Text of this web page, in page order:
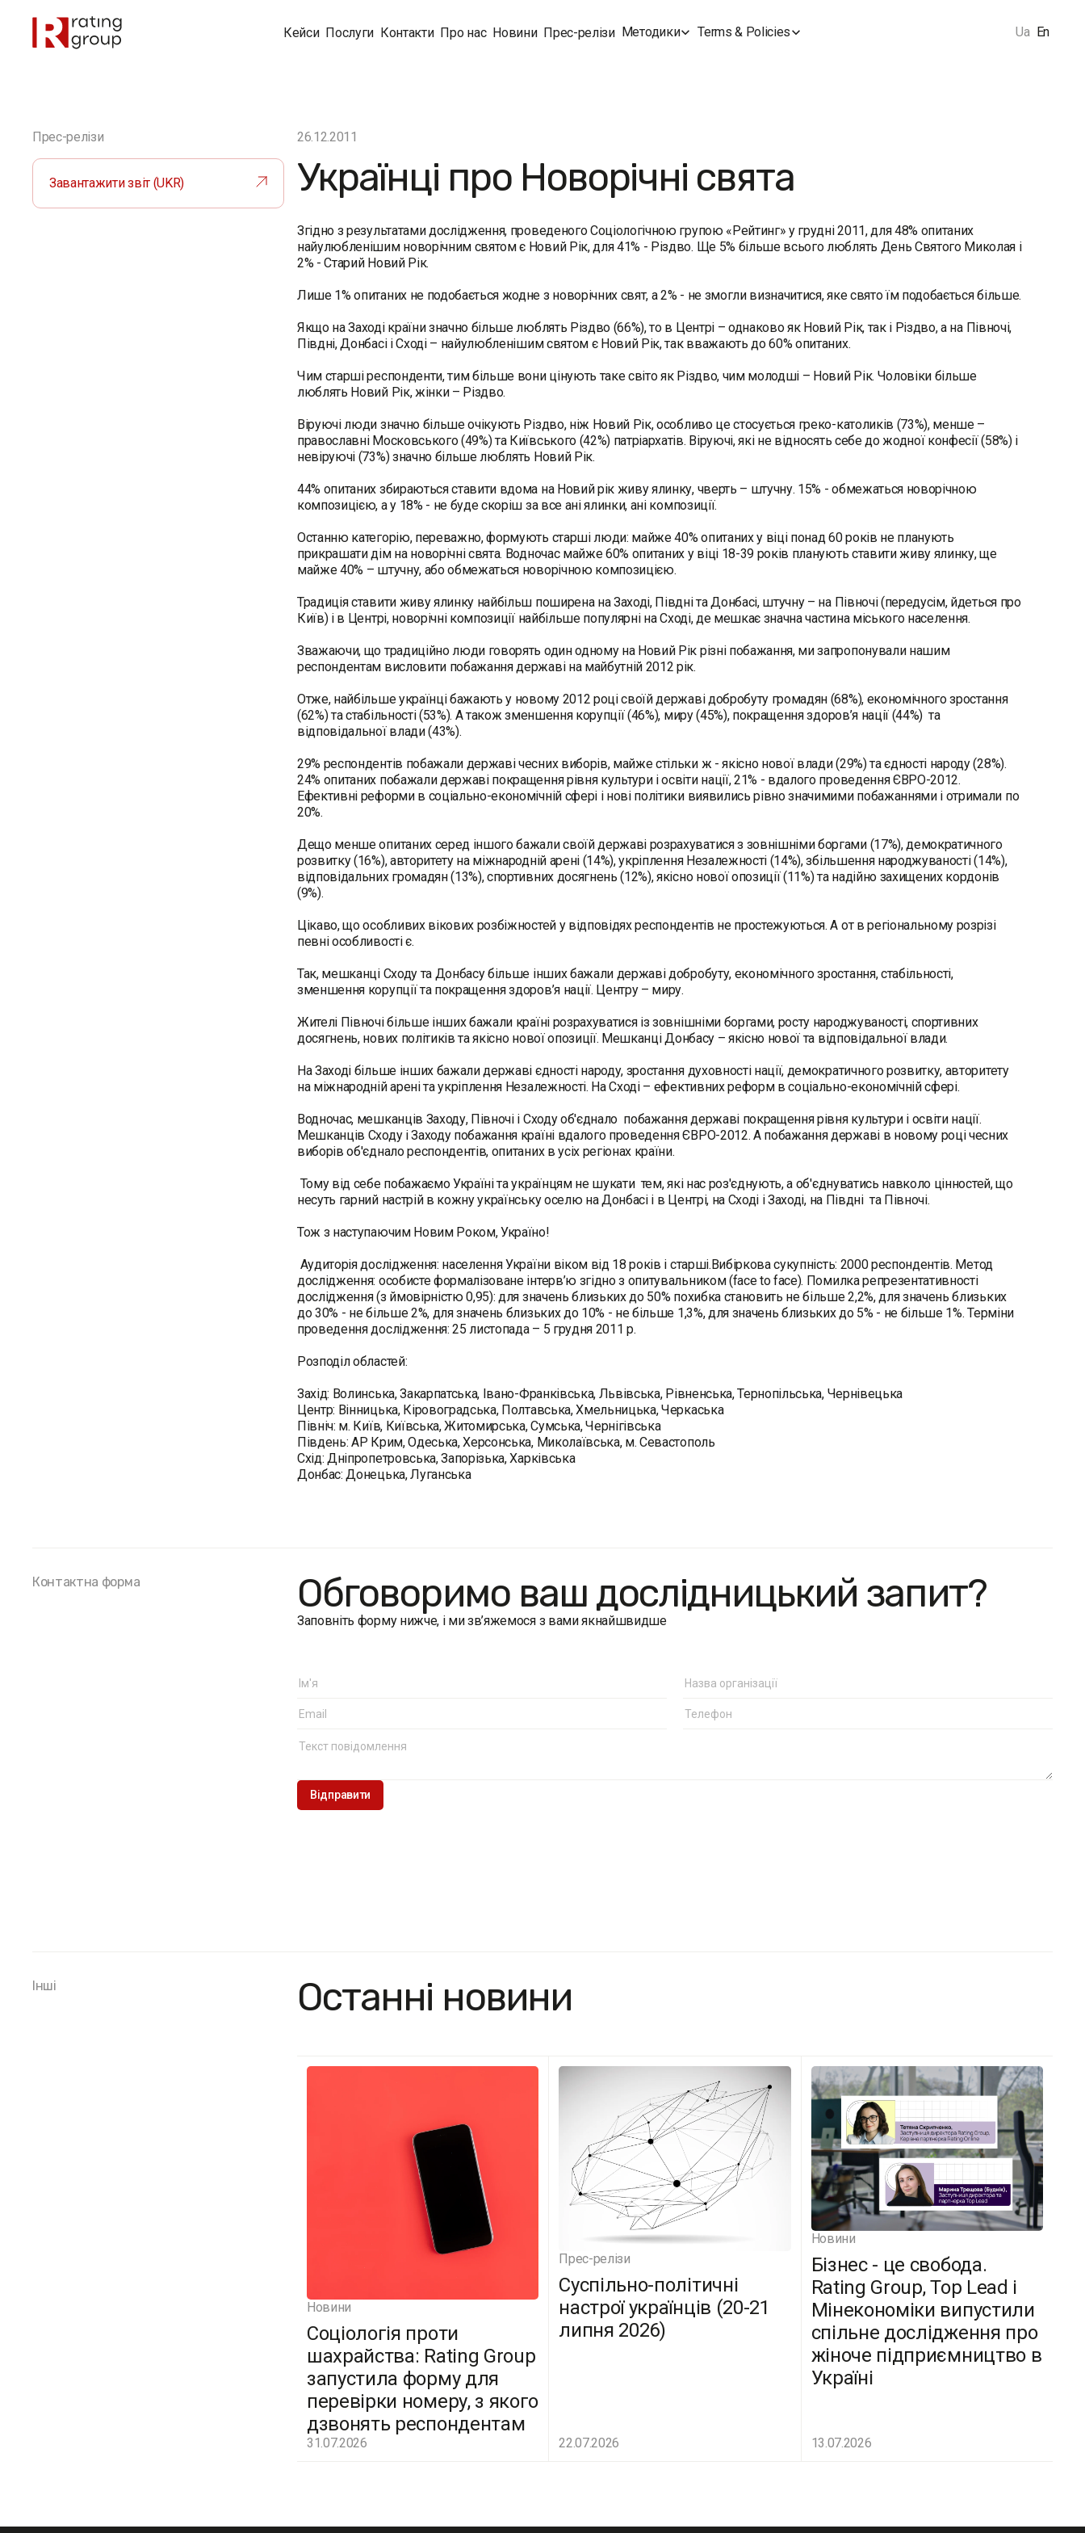
Кейси Послуги Контакти Про нас Новини Прес-релізи Методики Terms & Policies Ua En
Прес-релізи
Завантажити звіт (UKR)
26.12.2011
Українці про Новорічні свята
Згідно з результатами дослідження, проведеного Соціологічною групою «Рейтинг» у грудні 2011, для 48% опитаних
найулюбленішим новорічним святом є Новий Рік, для 41% - Різдво. Ще 5% більше всього люблять День Святого Миколая і
2% - Старий Новий Рік.
Лише 1% опитаних не подобається жодне з новорічних свят, а 2% - не змогли визначитися, яке свято їм подобається більше.
Якщо на Заході країни значно більше люблять Різдво (66%), то в Центрі – однаково як Новий Рік, так і Різдво, а на Півночі,
Півдні, Донбасі і Сході – найулюбленішим святом є Новий Рік, так вважають до 60% опитаних.
Чим старші респонденти, тим більше вони цінують таке світо як Різдво, чим молодші – Новий Рік. Чоловіки більше
люблять Новий Рік, жінки – Різдво.
Віруючі люди значно більше очікують Різдво, ніж Новий Рік, особливо це стосується греко-католиків (73%), менше –
православні Московського (49%) та Київського (42%) патріархатів. Віруючі, які не відносять себе до жодної конфесії (58%) і
невіруючі (73%) значно більше люблять Новий Рік.
44% опитаних збираються ставити вдома на Новий рік живу ялинку, чверть – штучну. 15% - обмежаться новорічною
композицією, а у 18% - не буде скоріш за все ані ялинки, ані композиції.
Останню категорію, переважно, формують старші люди: майже 40% опитаних у віці понад 60 років не планують
прикрашати дім на новорічні свята. Водночас майже 60% опитаних у віці 18-39 років планують ставити живу ялинку, ще
майже 40% – штучну, або обмежаться новорічною композицією.
Традиція ставити живу ялинку найбільш поширена на Заході, Півдні та Донбасі, штучну – на Півночі (передусім, йдеться про
Київ) і в Центрі, новорічні композиції найбільше популярні на Сході, де мешкає значна частина міського населення.
Зважаючи, що традиційно люди говорять один одному на Новий Рік різні побажання, ми запропонували нашим
респондентам висловити побажання державі на майбутній 2012 рік.
Отже, найбільше українці бажають у новому 2012 році своїй державі добробуту громадян (68%), економічного зростання
(62%) та стабільності (53%). А також зменшення корупції (46%), миру (45%), покращення здоров’я нації (44%) та
відповідальної влади (43%).
29% респондентів побажали державі чесних виборів, майже стільки ж - якісно нової влади (29%) та єдності народу (28%).
24% опитаних побажали державі покращення рівня культури і освіти нації, 21% - вдалого проведення ЄВРО-2012.
Ефективні реформи в соціально-економічній сфері і нові політики виявились рівно значимими побажаннями і отримали по
20%.
Дещо менше опитаних серед іншого бажали своїй державі розрахуватися з зовнішніми боргами (17%), демократичного
розвитку (16%), авторитету на міжнародній арені (14%), укріплення Незалежності (14%), збільшення народжуваності (14%),
відповідальних громадян (13%), спортивних досягнень (12%), якісно нової опозиції (11%) та надійно захищених кордонів
(9%).
Цікаво, що особливих вікових розбіжностей у відповідях респондентів не простежуються. А от в регіональному розрізі
певні особливості є.
Так, мешканці Сходу та Донбасу більше інших бажали державі добробуту, економічного зростання, стабільності,
зменшення корупції та покращення здоров’я нації. Центру – миру.
Жителі Півночі більше інших бажали країні розрахуватися із зовнішніми боргами, росту народжуваності, спортивних
досягнень, нових політиків та якісно нової опозиції. Мешканці Донбасу – якісно нової та відповідальної влади.
На Заході більше інших бажали державі єдності народу, зростання духовності нації, демократичного розвитку, авторитету
на міжнародній арені та укріплення Незалежності. На Сході – ефективних реформ в соціально-економічній сфері.
Водночас, мешканців Заходу, Півночі і Сходу об'єднало побажання державі покращення рівня культури і освіти нації.
Мешканців Сходу і Заходу побажання країні вдалого проведення ЄВРО-2012. А побажання державі в новому році чесних
виборів об'єднало респондентів, опитаних в усіх регіонах країни.
Тому від себе побажаємо Україні та українцям не шукати тем, які нас роз'єднують, а об'єднуватись навколо цінностей, що
несуть гарний настрій в кожну українську оселю на Донбасі і в Центрі, на Сході і Заході, на Півдні та Півночі.
Тож з наступаючим Новим Роком, Україно!
Аудиторія дослідження: населення України віком від 18 років і старші.Вибіркова сукупність: 2000 респондентів. Метод
дослідження: особисте формалізоване інтерв’ю згідно з опитувальником (face to face). Помилка репрезентативності
дослідження (з ймовірністю 0,95): для значень близьких до 50% похибка становить не більше 2,2%, для значень близьких
до 30% - не більше 2%, для значень близьких до 10% - не більше 1,3%, для значень близьких до 5% - не більше 1%. Терміни
проведення дослідження: 25 листопада – 5 грудня 2011 р.
Розподіл областей:
Захід: Волинська, Закарпатська, Івано-Франківська, Львівська, Рівненська, Тернопільська, Чернівецька
Центр: Вінницька, Кіровоградська, Полтавська, Хмельницька, Черкаська
Північ: м. Київ, Київська, Житомирська, Сумська, Чернігівська
Південь: АР Крим, Одеська, Херсонська, Миколаївська, м. Севастополь
Схід: Дніпропетровська, Запорізька, Харківська
Донбас: Донецька, Луганська
Контактна форма Обговоримо ваш дослідницький запит?
Заповніть форму нижче, і ми зв’яжемося з вами якнайшвидше
Інші Останні новини
Новини
Соціологія проти
шахрайства: Rating Group
запустила форму для
перевірки номеру, з якого
дзвонять респондентам
31.07.2026
Прес-релізи
Суспільно-політичні
настрої українців (20-21
липня 2026)
22.07.2026
Новини
Бізнес - це свобода.
Rating Group, Top Lead і
Мінекономіки випустили
спільне дослідження про
жіноче підприємництво в
Україні
13.07.2026